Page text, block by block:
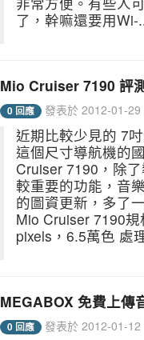
了，幹嘛還要用Wi-
Mio Cruiser 7190 評
0 回應 發表於 2012-01-29
近期比較少見的 7
這個尺寸導航機的
Cruiser 7190，除
較重要的功能，音
的圖資更新，多了
Mio Cruiser 7190
pixels，6.5萬色 處
MEGABOX 免費上傳
0 回應 發表於 2012-01-12